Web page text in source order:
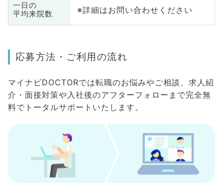
一日の
平均来院数
※詳細はお問い合わせください
応募方法・ご利用の流れ
マイナビDOCTORでは転職のお悩みやご相談、求人紹
介・面接対策や入社後のアフターフォローまで完全無
料でトータルサポートいたします。